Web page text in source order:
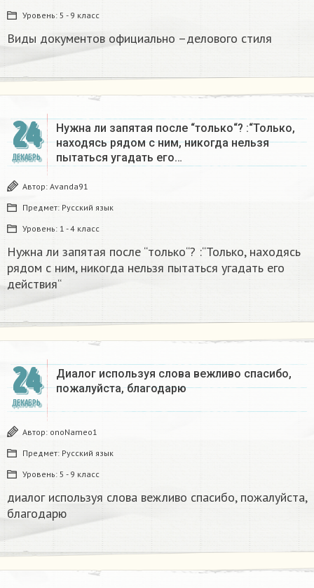
Уровень: 5 - 9 класс
Виды документов официально –делового стиля
24
ДЕКАБРЬ
Нужна ли запятая после “только“? :“Только,
находясь рядом с ним, никогда нельзя
пытаться угадать его…
Автор: Avanda91
Предмет: Русский язык
Уровень: 1 - 4 класс
Нужна ли запятая после “только“? :“Только, находясь
рядом с ним, никогда нельзя пытаться угадать его
действия“
24
ДЕКАБРЬ
Диалог используя слова вежливо спасибо,
пожалуйста, благодарю
Автор: onoNameo1
Предмет: Русский язык
Уровень: 5 - 9 класс
диалог используя слова вежливо спасибо, пожалуйста,
благодарю